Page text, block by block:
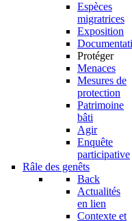
Espèces
migratrices
Exposition
Protéger
Menaces
Mesures de
protection
Patrimoine
bâti
Agir
Enquête
participative
Râle des genêts
Back
Actualités
en lien
Contexte et